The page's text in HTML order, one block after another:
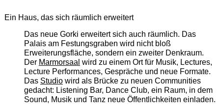
Ein Haus, das sich räumlich erweitert
Das neue Gorki erweitert sich auch räumlich. Das
Palais am Festungsgraben wird nicht bloß
Erweiterungsfläche, sondern ein zweiter Denkraum.
Der Marmorsaal wird zu einem Ort für Musik, Lectures,
Lecture Performances, Gespräche und neue Formate.
Das Studiowird als Brücke zu neuen Communities
gedacht: Listening Bar, Dance Club, ein Raum, in dem
Sound, Musik und Tanz neue Öffentlichkeiten einladen.